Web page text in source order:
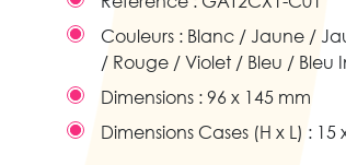
Couleurs : Blanc / Jaune /
/ Rouge / Violet / Bleu / Bleu
Dimensions : 96 x 145 mm
Dimensions Cases (H x L) : 15